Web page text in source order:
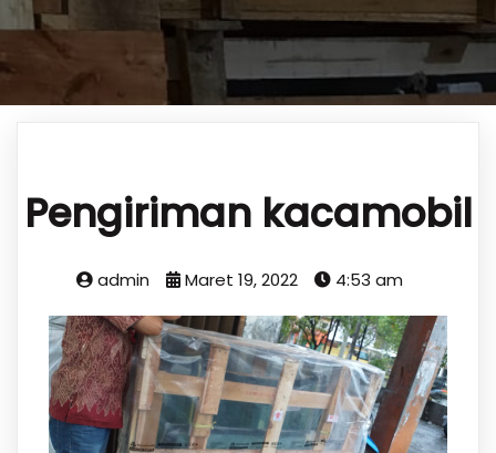
Pengiriman kacamobil
admin Maret 19, 2022 4:53 am